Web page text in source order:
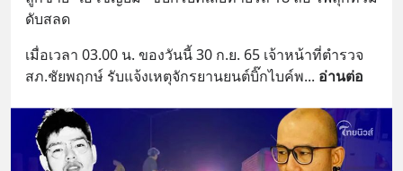
ดับสลด
เมื่อเวลา 03.00 น. ของวันนี้ 30 ก.ย. 65 เจ้าหน้าที่ตำรวจ
สภ.ชัยพฤกษ์ รับแจ้งเหตุจักรยานยนต์บิ๊กไบค์พ... อ่านต่อ